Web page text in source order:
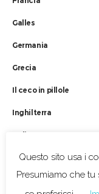
Galles
Germania
Grecia
Il ceco in pillole
Inghilterra
Italia
Liechtenstein
Lituania
Questo sito usa i
Presumiamo che